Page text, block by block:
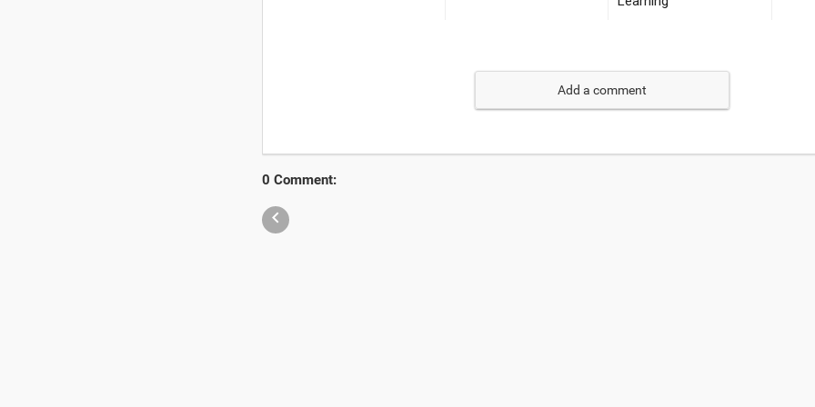
Add a comment
0 Comment:
